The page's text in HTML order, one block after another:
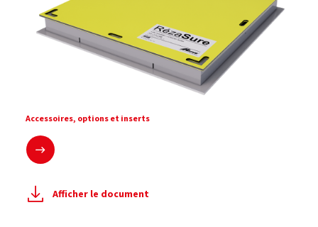
Accessoires, options et inserts
En savoir plus
Afficher le document